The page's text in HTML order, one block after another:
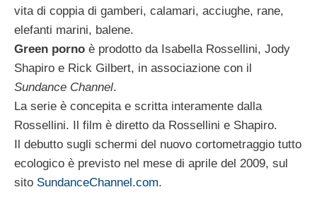
vita di coppia di gamberi, calamari, acciughe, rane,
elefanti marini, balene.
Green porno è prodotto da Isabella Rossellini, Jody
Shapiro e Rick Gilbert, in associazione con il
Sundance Channel.
La serie è concepita e scritta interamente dalla
Rossellini. Il film è diretto da Rossellini e Shapiro.
Il debutto sugli schermi del nuovo cortometraggio tutto
ecologico è previsto nel mese di aprile del 2009, sul
sito SundanceChannel.com.